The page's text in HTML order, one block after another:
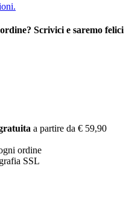
Scrivici e saremo felici
a partire da € 59,90
ordine
SSL